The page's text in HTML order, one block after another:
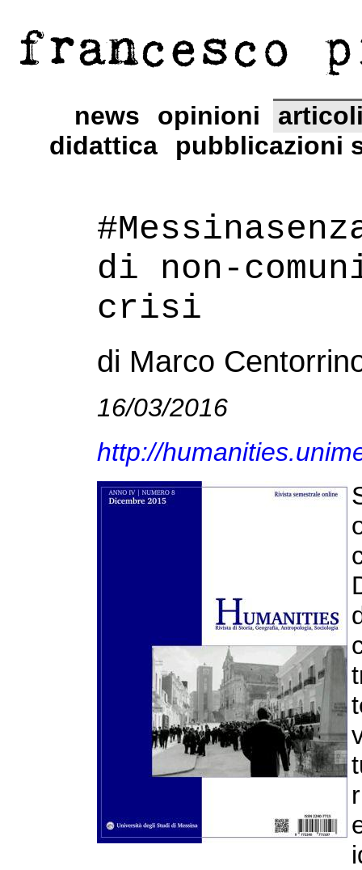
francesco
news opinioni
didattica
pubblicazioni
di non-
crisi
di Marco
16/03/2016
http://